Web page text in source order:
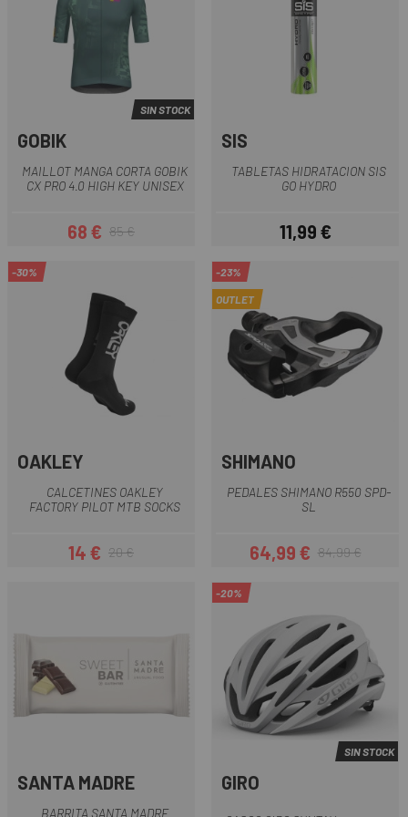
SIN STOCK
GOBIK
MAILLOT MANGA CORTA GOBIK
CX PRO 4.0 HIGH KEY UNISEX
Precio
68 €Precio regular
85 €
SIS
TABLETAS HIDRATACION SIS
GO HYDRO
Precio
11,99 €
-30%
OAKLEY
CALCETINES OAKLEY
FACTORY PILOT MTB SOCKS
Precio
14 €Precio regular
20 €
-23%
OUTLET
SHIMANO
PEDALES SHIMANO R550 SPD-
SL
Precio
64,99 €Precio regular
84,99 €
SANTA MADRE
BARRITA SANTA MADRE
-20%
SIN STOCK
GIRO